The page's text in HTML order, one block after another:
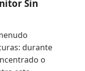
Sin
durante
o